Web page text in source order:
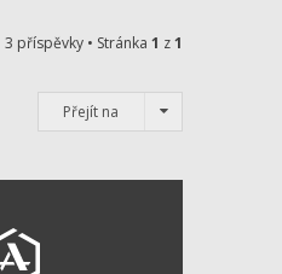
3 příspěvky • Stránka 1 z1
Přejít na